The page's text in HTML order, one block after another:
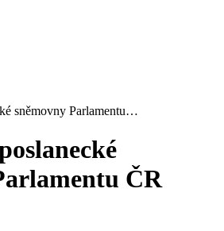
sněmovny Parlamentu…
ČR